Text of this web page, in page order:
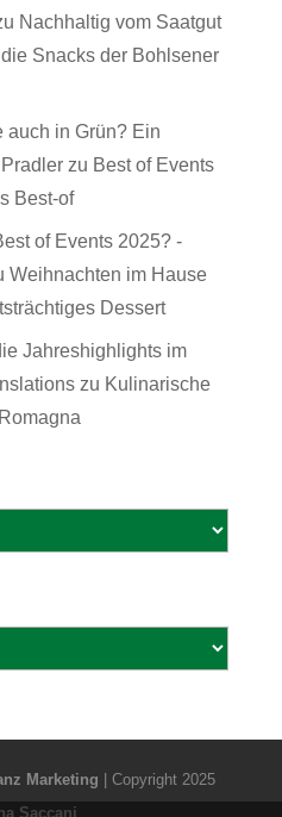
Nachhaltig vom Saatgut
Snacks der Bohlsener
auch in Grün? Ein
zu Best of Events
Best-of
of Events 2025? -
Weihnachten im Hause
Dessert
Jahreshighlights im
zu Kulinarische
Marketing | Copyright 2025
Saccani